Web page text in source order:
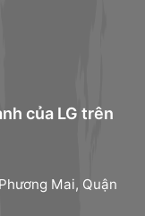
của LG trên
Mai, Quận